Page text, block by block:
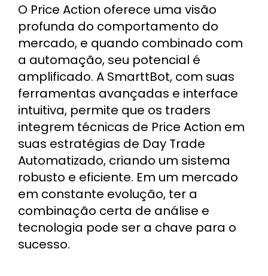
O Price Action oferece uma visão
profunda do comportamento do
mercado, e quando combinado com
a automação, seu potencial é
amplificado. A SmarttBot, com suas
ferramentas avançadas e interface
intuitiva, permite que os traders
integrem técnicas de Price Action em
suas estratégias de Day Trade
Automatizado, criando um sistema
robusto e eficiente. Em um mercado
em constante evolução, ter a
combinação certa de análise e
tecnologia pode ser a chave para o
sucesso.